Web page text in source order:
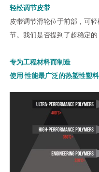
轻松调节皮带
皮带调节滑轮位于前部，可
节。我们是否提到了超稳定
专为工程材料而制造
使用 性能最广泛的热塑性塑料